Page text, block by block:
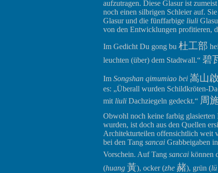
aufzutragen. Diese Glasur ist
noch einen silbrigen Schleier auf.
Glasur und die fünffarbige liuli
von den Entwicklungen profitieren,
Im Gedicht Du gong bu 杜工部
leuchten (über) dem Stadtwall.“ 碧
Im Songshan qimumiao bei 嵩山
es: „Überall wurden Schildkröten-
mit liuli Dachziegeln gedeckt.“ 周
Obwohl noch keine farbig
wurden, ist doch aus den Quellen
Architekturteilen offensichtlich weit
bei den Tang sancai Grabbeigaben
Vorschein. Auf Tang sancai können
(huang 黃), ocker (zhe 赭), grün (lü